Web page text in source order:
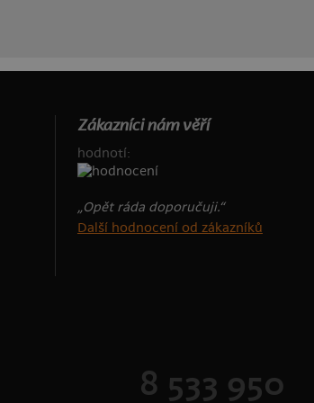
Zákazníci nám věří
hodnotí:
„Opět ráda doporučuji.“
Další hodnocení od zákazníků
8 533 950